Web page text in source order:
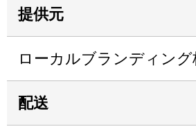
提供元
ローカルブランディング
配送